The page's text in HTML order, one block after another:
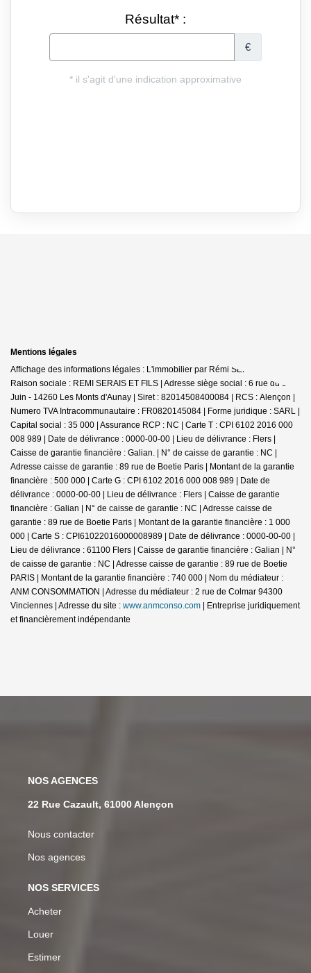
Mentions légales
Affichage des informations légales : L'immobilier par Rémi SERAIS - Aunay |
Raison sociale : REMI SERAIS ET FILS | Adresse siège social : 6 rue du 12
Juin - 14260 Les Monts d'Aunay | Siret : 82014508400084 | RCS : Alençon |
Numero TVA Intracommunautaire : FR0820145084 | Forme juridique : SARL |
Capital social : 35 000 | Assurance RCP : NC | Carte T : CPI 6102 2016 000
008 989 | Date de délivrance : 0000-00-00 | Lieu de délivrance : Flers |
Caisse de garantie financière : Galian. | N° de caisse de garantie : NC |
Adresse caisse de garantie : 89 rue de Boetie Paris | Montant de la garantie
financière : 500 000 | Carte G : CPI 6102 2016 000 008 989 | Date de
délivrance : 0000-00-00 | Lieu de délivrance : Flers | Caisse de garantie
financière : Galian | N° de caisse de garantie : NC | Adresse caisse de
garantie : 89 rue de Boetie Paris | Montant de la garantie financière : 1 000
000 | Carte S : CPI61022016000008989 | Date de délivrance : 0000-00-00 |
Lieu de délivrance : 61100 Flers | Caisse de garantie financière : Galian | N°
de caisse de garantie : NC | Adresse caisse de garantie : 89 rue de Boetie
PARIS | Montant de la garantie financière : 740 000 | Nom du médiateur :
ANM CONSOMMATION | Adresse du médiateur : 2 rue de Colmar 94300
Vinciennes | Adresse du site : www.anmconso.com | Entreprise juridiquement
et financièrement indépendante
NOS AGENCES
22 Rue Cazault, 61000 Alençon
Nous contacter
Nos agences
NOS SERVICES
Acheter
Louer
Estimer